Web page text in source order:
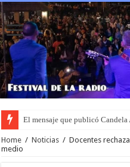
El mensaje que publicó Candela
Home / Noticias / Docentes
medio